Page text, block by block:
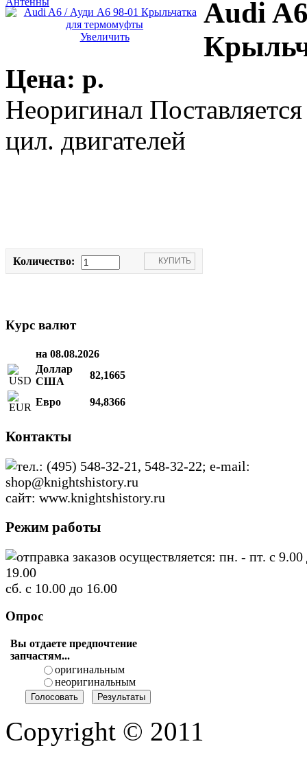
Увеличить
Audi
Цена: p.
Неоригинал
цил. двигателей
Количество:
Курс валют
на 08.08.2026
Доллар
США
82,1665
Евро 94,8366
Контакты
тел.: (495) 548-32-21, 548-32-22; e-mail:
shop@knightshistory.ru
сайт: www.knightshistory.ru
Режим работы
отправка заказов осуществляется: пн. - пт. с 9.00
19.00
сб. с 10.00 до 16.00
Опрос
Вы отдаете предпочтение
запчастям...
оригинальным
неоригинальным
Copyright © 2011